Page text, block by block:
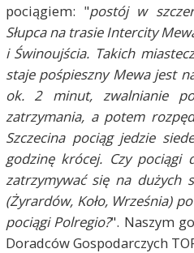
pociągiem: "postój w
Słupca na trasie Intercity
i Świnoujścia. Takich
staje pośpieszny Mewa jest
ok. 2 minut, zwalnianie
zatrzymania, a potem
Szczecina pociąg jedzie
godzinę krócej. Czy pociągi
zatrzymywać się na dużych
(Żyrardów, Koło, Września)
pociągi Polregio?". Naszym
Doradców Gospodarczych